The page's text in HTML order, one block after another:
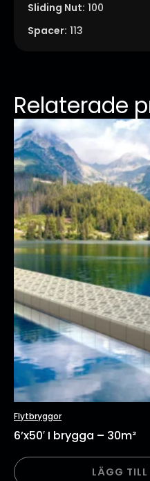
Sliding Nut: 100
Spacer: 113
Relaterade
Flytbryggor
6’x50′ I brygga – 30m²
LÄGG